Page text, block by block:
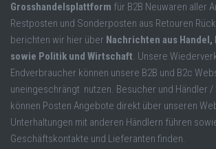
Grosshandelsplattform für B2B Neuwaren aller
Restposten und Sonderposten aus Retouren
berichten wir hier über Nachrichten aus
sowie Politik und Wirtschaft. Unsere
Endverbraucher können unsere B2B und B2c
uneingeschrängt nutzen. Besucher und Händler
können Posten Angebote direkt über unseren
Unterhaltungen mit anderen Händlern führen
Geschäftskontakte und Lieferanten finden.